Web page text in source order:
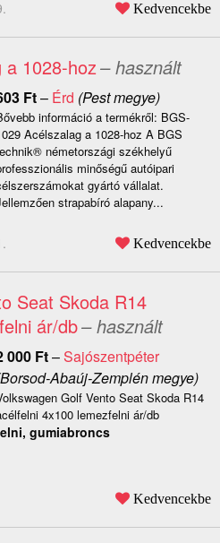
Kedvencekbe
a 1028-hoz– használt
Ft– Érd (Pest megye)
információ a termékről: BGS-
Acélszalag a 1028-hoz A BGS
németországi székhelyű
minőségű autóipari
gyártó vállalat.
strapabíró alapany...
Kedvencekbe
Seat Skoda R14
ár/db– használt
000 Ft–Sajószentpéter
Abaúj-Zemplén megye)
Golf Vento Seat Skoda R14
4x100 lemezfelni ár/db
gumiabroncs
Kedvencekbe